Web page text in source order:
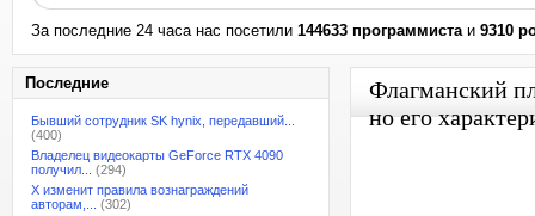
За последние 24 часа нас посетили 144633 программистаи 9310
Последние
Бывший сотрудник SK hynix, передавший...
(400)
Владелец видеокарты GeForce RTX 4090
получил...
(294)
X изменит правила вознаграждений
авторам,...
(302)
Флагманский
но его